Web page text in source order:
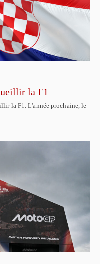
la F1
la F1. L'année prochaine, le